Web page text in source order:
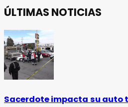
ÚLTIMAS NOTICIAS
Sacerdote impacta su